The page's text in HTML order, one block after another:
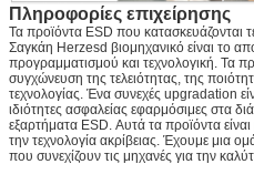
Πληροφορίες επιχείρησης
Τα προϊόντα ESD που κατασκευάζονται
Σαγκάη Herzesd βιομηχανικό είναι το
προγραμματισμού και τεχνολογική. Τα
συγχώνευση της τελειότητας, της
τεχνολογίας. Ένα συνεχές upgradation
ιδιότητες ασφαλείας εφαρμόσιμες στα
εξαρτήματα ESD. Αυτά τα προϊόντα
την τεχνολογία ακρίβειας. Έχουμε μια
που συνεχίζουν τις μηχανές για την